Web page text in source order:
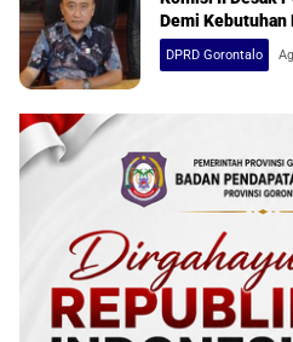
Demi Kebutuhan
DPRD Gorontalo